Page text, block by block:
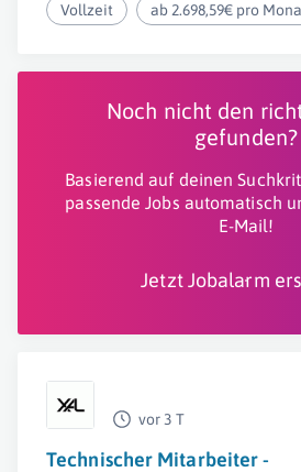
Vollzeit ab 2.698,59€ pro
Noch nicht den
gefunden?
Basierend auf deinen
passende Jobs automatisch
E-Mail!
Jetzt Jobalarm
vor 3 T
Technischer Mitarbeiter -